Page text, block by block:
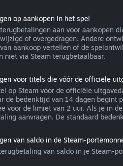
op aankopen in het spel
aan voor aankopen
of overgedragen. Andere
aankoop vertellen of de
niet via Steam terugbetaalbaar.
voor titels die vóór de officiële
op Steam vóór de officiële
de bedenktijd van 14 dagen begint
voor de limiet van 2 uur. Als je in
aanvragen. De standaard
van saldo in de Steam-
van saldo in je Steam-